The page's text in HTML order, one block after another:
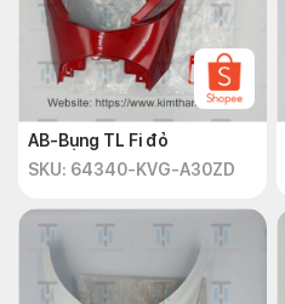
AB-Bụng TL Fi đỏ
SKU: 64340-KVG-A30ZD